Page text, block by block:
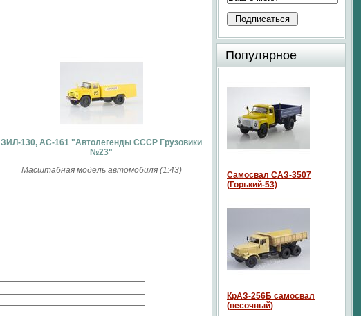
ЗИЛ-130, АС-161 "Автолегенды СССР Грузовики
№23"
Масштабная модель автомобиля (1:43)
Популярное
Самосвал САЗ-3507
(Горький-53)
КрАЗ-256Б самосвал
(песочный)